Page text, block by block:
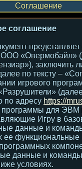
Соглашение
соглашение
представляет
«Овермобайл»
заключить
по тексту –
игрового
по адресу https://
программы для ЭВМ
Игру в
данные и
функциональные
данные и
условиях.